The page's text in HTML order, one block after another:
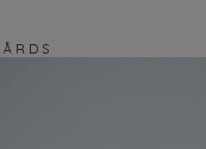
R D S